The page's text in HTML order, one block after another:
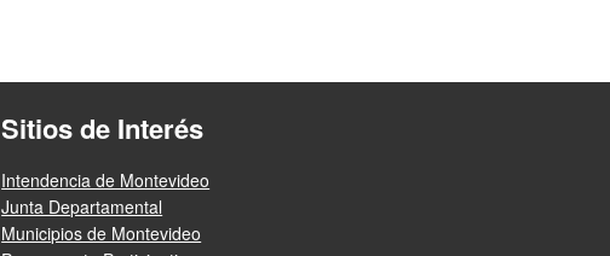
Sitios de Interés
Intendencia de Montevideo
Junta Departamental
Municipios de Montevideo